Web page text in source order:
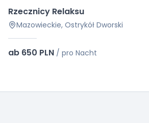
Rzecznicy Relaksu
Mazowieckie, Ostrykół Dworski
ab 650 PLN / pro Nacht